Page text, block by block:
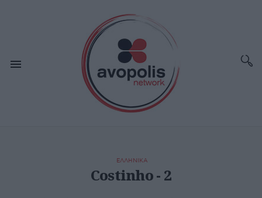
ΕΛΛΗΝΙΚΑ
Costinho - 2